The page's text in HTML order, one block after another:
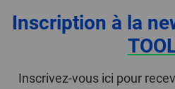
Inscription à la
Inscrivez-vous ici pour